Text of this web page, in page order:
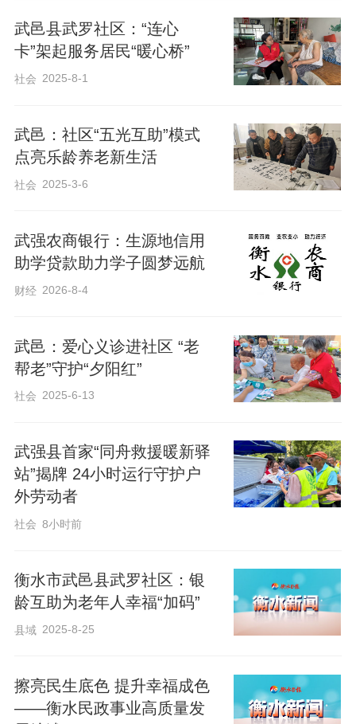
分享蛋糕过程中，银龄志愿者还温柔地为
老人们梳理头发、细心修剪指甲、拉手聊
齐坐一堂，在社区食堂享受爱心午餐。一
句句暖心的问候，让高龄老人度过了温馨
难忘的欢乐时光。
武邑县武罗社区：“连心
卡”架起服务居民“暖心桥”
社会 2025-8-1
武邑：社区“五光互助”模式
点亮乐龄养老新生活
社会 2025-3-6
武强农商银行：生源地信用
助学贷款助力学子圆梦远航
财经 2026-8-4
武邑：爱心义诊进社区 “老
帮老”守护“夕阳红”
社会 2025-6-13
武强县首家“同舟救援暖新驿
站”揭牌 24小时运行守护户
外劳动者
社会 8小时前
衡水市武邑县武罗社区：银
龄互助为老年人幸福“加码”
县域 2025-8-25
擦亮民生底色 提升幸福成色
——衡水民政事业高质量发